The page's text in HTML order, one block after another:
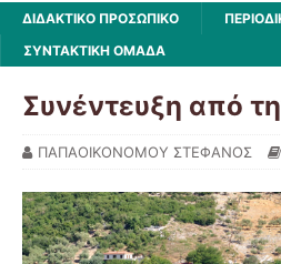
ΔΙΔΑΚΤΙΚΟ ΠΡΟΣΩΠΙΚΟ
ΣΥΝΤΑΚΤΙΚΗ ΟΜΑΔΑ
Συνέντευξη από
ΠΑΠΑΟΙΚΟΝΟΜΟΥ ΣΤΕΦΑΝΟΣ